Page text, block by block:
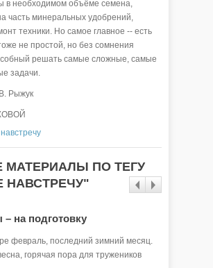
в необходимом объёме семена,
часть минеральных удобрений,
техники. Но самое главное -- есть
не простой, но без сомнения
решать самые сложные, самые
задачи.
Рыжук
МАТЕРИАЛЫ ПО ТЕГУ
НАВСТРЕЧУ"
на подготовку
февраль, последний зимний месяц.
горячая пора для тружеников